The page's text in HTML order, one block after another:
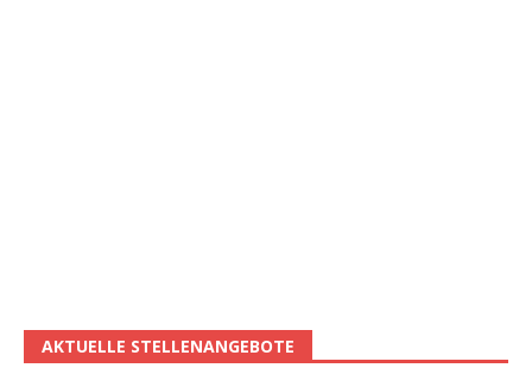
AKTUELLE STELLENANGEBOTE